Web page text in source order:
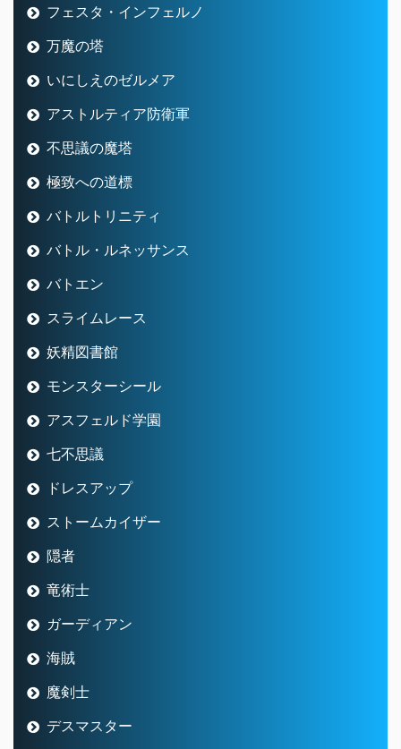
フェスタ・インフェルノ
万魔の塔
いにしえのゼルメア
アストルティア防衛軍
不思議の魔塔
極致への道標
バトルトリニティ
バトル・ルネッサンス
バトエン
スライムレース
妖精図書館
モンスターシール
アスフェルド学園
七不思議
ドレスアップ
ストームカイザー
隠者
竜術士
ガーディアン
海賊
魔剣士
デスマスター